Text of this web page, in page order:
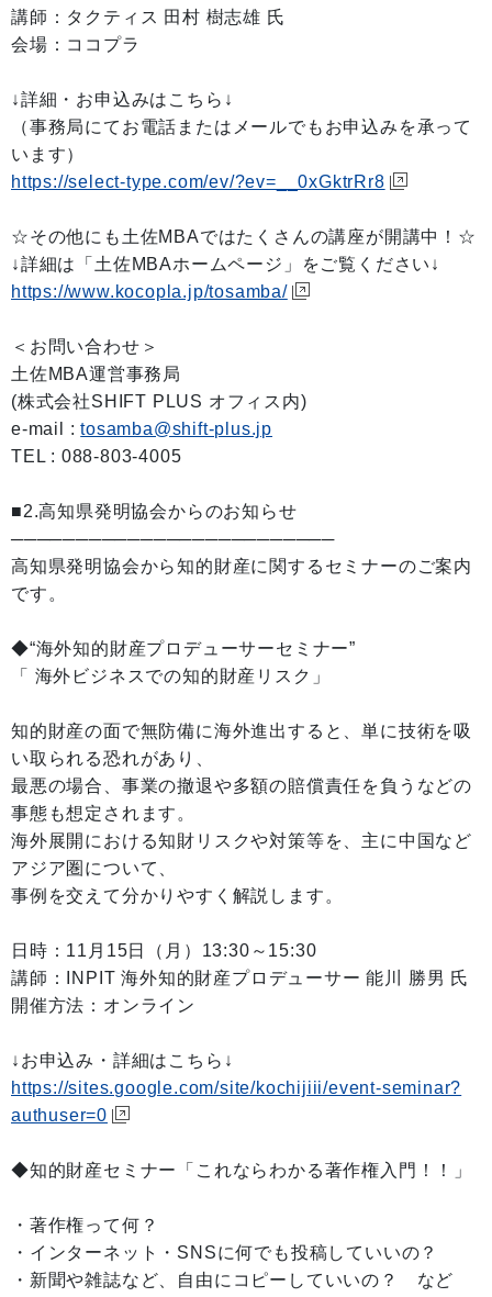
講師：タクティス 田村 樹志雄 氏
会場：ココプラ
↓詳細・お申込みはこちら↓
（事務局にてお電話またはメールでもお申込みを承って
います）
https://select-type.com/ev/?ev=__0xGktrRr8
☆その他にも土佐MBAではたくさんの講座が開講中！☆
↓詳細は「土佐MBAホームページ」をご覧ください↓
https://www.kocopla.jp/tosamba/
＜お問い合わせ＞
土佐MBA運営事務局
(株式会社SHIFT PLUS オフィス内)
e-mail :tosamba@shift-plus.jp
TEL : 088-803-4005
■2.高知県発明協会からのお知らせ
─────────────────────────
高知県発明協会から知的財産に関するセミナーのご案内
です。
◆“海外知的財産プロデューサーセミナー”
「 海外ビジネスでの知的財産リスク」
知的財産の面で無防備に海外進出すると、単に技術を吸
い取られる恐れがあり、
最悪の場合、事業の撤退や多額の賠償責任を負うなどの
事態も想定されます。
海外展開における知財リスクや対策等を、主に中国など
アジア圏について、
事例を交えて分かりやすく解説します。
日時：11月15日（月）13:30～15:30
講師：INPIT 海外知的財産プロデューサー 能川 勝男 氏
開催方法：オンライン
↓お申込み・詳細はこちら↓
https://sites.google.com/site/kochijiii/event-seminar?
authuser=0
◆知的財産セミナー「これならわかる著作権入門！！」
・著作権って何？
・インターネット・SNSに何でも投稿していいの？
・新聞や雑誌など、自由にコピーしていいの？ など